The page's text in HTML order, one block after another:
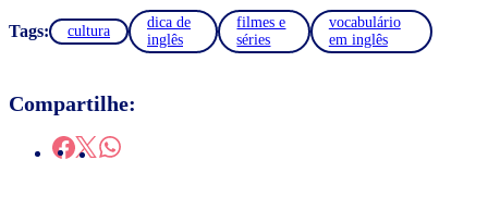
Tags: cultura
dica de
inglês
filmes e
séries
vocabulário
em inglês
Compartilhe: